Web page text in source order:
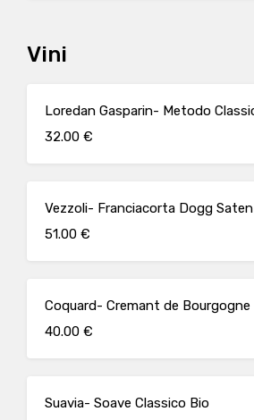
Vini
Loredan Gasparin- Metodo
32.00 €
Vezzoli- Franciacorta Dogg Saten
51.00 €
Coquard- Cremant de Bourgogne
40.00 €
Suavia- Soave Classico Bio